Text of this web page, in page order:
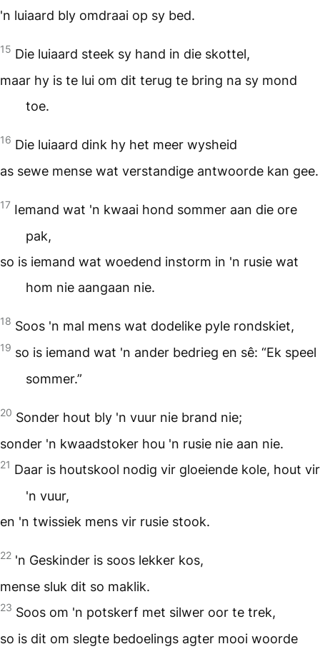
'n luiaard bly omdraai op sy bed.
15 Die luiaard steek sy hand in die skottel,
maar hy is te lui om dit terug te bring na sy mond
toe.
16 Die luiaard dink hy het meer wysheid
as sewe mense wat verstandige antwoorde kan gee.
17 Iemand wat 'n kwaai hond sommer aan die ore
pak,
so is iemand wat woedend instorm in 'n rusie wat
hom nie aangaan nie.
18 Soos 'n mal mens wat dodelike pyle rondskiet,
19 so is iemand wat 'n ander bedrieg en sê: “Ek speel
sommer.”
20 Sonder hout bly 'n vuur nie brand nie;
sonder 'n kwaadstoker hou 'n rusie nie aan nie.
21 Daar is houtskool nodig vir gloeiende kole, hout vir
'n vuur,
en 'n twissiek mens vir rusie stook.
22 'n Geskinder is soos lekker kos,
mense sluk dit so maklik.
23 Soos om 'n potskerf met silwer oor te trek,
so is dit om slegte bedoelings agter mooi woorde